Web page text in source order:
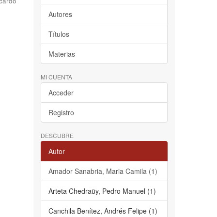
Autores
Títulos
Materias
MI CUENTA
Acceder
Registro
DESCUBRE
Autor
Amador Sanabria, Maria Camila (1)
Arteta Chedraüy, Pedro Manuel (1)
Canchila Benítez, Andrés Felipe (1)